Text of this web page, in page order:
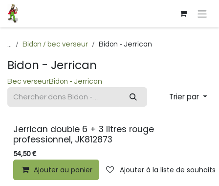
Se rendre au contenu
... Bidon / bec verseur Bidon - Jerrican
Bidon - Jerrican
Bec verseurBidon - Jerrican
Trier par
Jerrican double 6 + 3 litres rouge
professionnel, JK812873
54,50€
Ajouter au panier Ajouter à la liste de souhaits